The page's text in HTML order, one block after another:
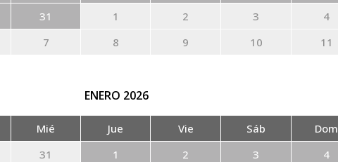
31 1 2 3
4
7 8 9 10 11
ENERO 2026
Mié Jue Vie Sáb
Dom
31 1 2 3
4